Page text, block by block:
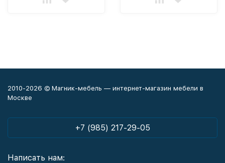
2010-2026 © Магник-мебель — интернет-магазин мебели в
Москве
+7 (985) 217-29-05
Написать нам: